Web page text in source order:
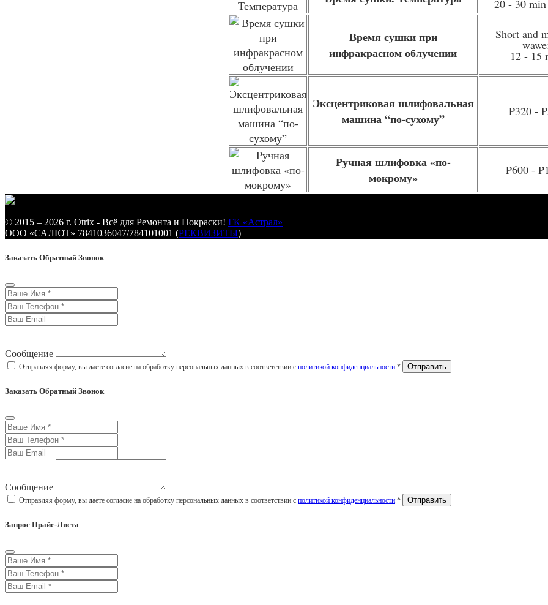
20 - 30
Время сушки при
инфракрасном облучении
Short and
12 - 15
Эксцентриковая шлифовальная
машина “по-сухому”
P320 -
Ручная шлифовка «по-
мокрому»
P600 -
© 2015 – 2026 г. Otrix - Всё для Ремонта и Покраски! ГК «Астрал»
ООО «САЛЮТ» 7841036047/784101001 (РЕКВИЗИТЫ)
Заказать Обратный Звонок
Сообщение
Отправляя форму, вы даете согласие на обработку персональных данных в соответствии с политикой конфиденциальности *
Заказать Обратный Звонок
Сообщение
Отправляя форму, вы даете согласие на обработку персональных данных в соответствии с политикой конфиденциальности *
Запрос Прайс-Листа